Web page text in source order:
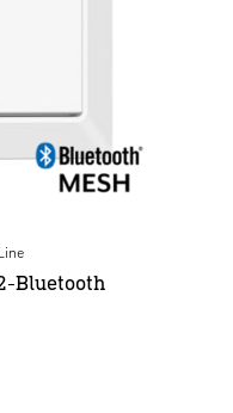
Bluetooth